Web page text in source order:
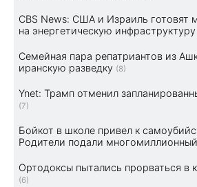
CBS News: США и Израиль готовят
на энергетическую
Семейная пара репатриантов из
иранскую разведку (8)
Ynet: Трамп отменил
(7)
Бойкот в школе привел к
Родители подали
Ортодоксы пытались прорваться в
(6)